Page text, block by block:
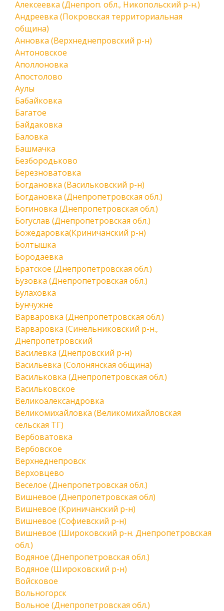
Алексеевка (Днепроп. обл., Никопольский р-н.)
Андреевка (Покровская территориальная
община)
Анновка (Верхнеднепровский р-н)
Антоновское
Аполлоновка
Апостолово
Аулы
Бабайковка
Багатое
Байдаковка
Баловка
Башмачка
Безбородьково
Березноватовка
Богдановка (Васильковский р-н)
Богдановка (Днепропетровская обл.)
Богиновка (Днепропетровская обл.)
Богуслав (Днепропетровская обл.)
Божедаровка(Криничанский р-н)
Болтышка
Бородаевка
Братское (Днепропетровская обл.)
Бузовка (Днепропетровская обл.)
Булаховка
Бунчужне
Варваровка (Днепропетровская обл.)
Варваровка (Синельниковский р-н.,
Днепропетровский
Василевка (Днепровский р-н)
Васильевка (Солонянская община)
Васильковка (Днепропетровская обл.)
Васильковское
Великоалександровка
Великомихайловка (Великомихайловская
сельская ТГ)
Вербоватовка
Вербовское
Верхнеднепровск
Верховцево
Веселое (Днепропетровская обл.)
Вишневое (Днепропетровская обл)
Вишневое (Криничанский р-н)
Вишневое (Софиевский р-н)
Вишневое (Широковский р-н. Днепропетровская
обл.)
Водяное (Днепропетровская обл.)
Водяное (Широковский р-н)
Войсковое
Вольногорск
Вольное (Днепропетровская обл.)